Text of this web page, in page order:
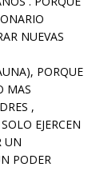
NUEVAS
PORQUE
MAS
,
EJERCEN
UN
PODER